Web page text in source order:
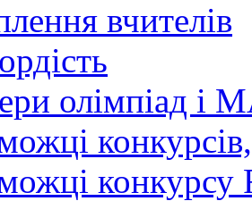
вчителів
олімпіад і
конкурсу